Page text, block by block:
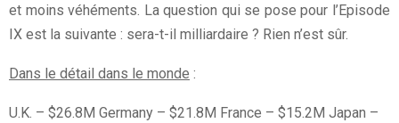
et moins véhéments. La question qui se pose pour l’Episode
IX est la suivante : sera-t-il milliardaire ? Rien n’est sûr.
Dans le détail dans le monde :
U.K. – $26.8M Germany – $21.8M France – $15.2M Japan –